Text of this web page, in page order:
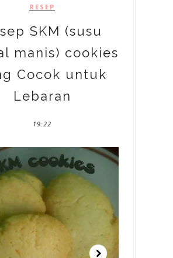
RESEP
SKM (susu
manis) cookies
Cocok untuk
Lebaran
19:22